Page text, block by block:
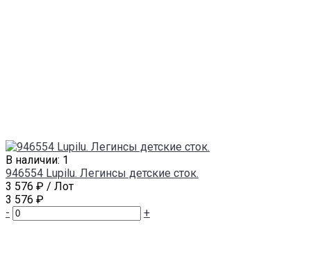
В наличии: 1
946554 Lupilu. Легинсы детские сток.
3 576 ₽ / Лот
3 576 ₽
-
+